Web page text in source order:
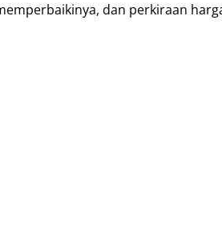
dan perkiraan